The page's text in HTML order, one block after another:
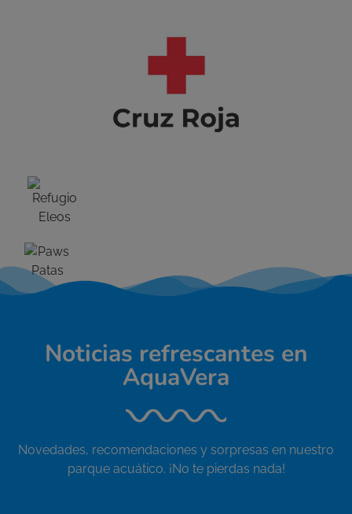
Noticias refrescantes en
AquaVera
Novedades, recomendaciones y sorpresas en nuestro
parque acuático. ¡No te pierdas nada!